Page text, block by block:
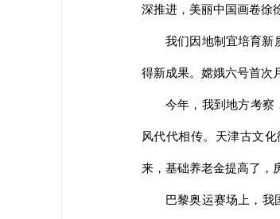
深推进，美丽中国画卷徐
我们因地制宜培育新
得新成果。嫦娥六号首次
今年，我到地方考察
风代代相传。天津古文
来，基础养老金提高了，
巴黎奥运赛场上，我